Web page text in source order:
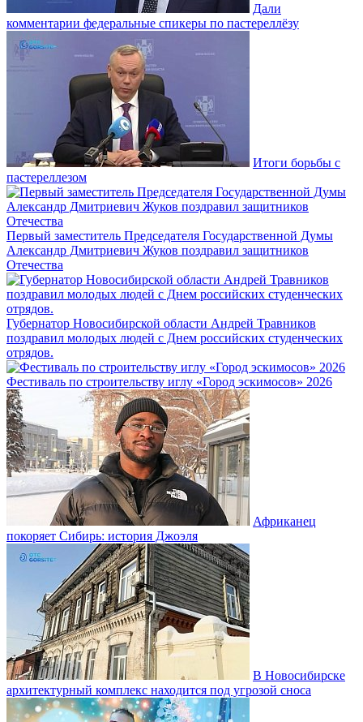
Дали
комментарии федеральные спикеры по пастереллёзу
Итоги борьбы с
пастереллезом
Первый заместитель Председателя Государственной Думы
Александр Дмитриевич Жуков поздравил защитников
Отечества
Губернатор Новосибирской области Андрей Травников
поздравил молодых людей с Днем российских студенческих
отрядов.
Фестиваль по строительству иглу «Город эскимосов» 2026
Африканец
покоряет Сибирь: история Джоэля
В Новосибирске
архитектурный комплекс находится под угрозой сноса